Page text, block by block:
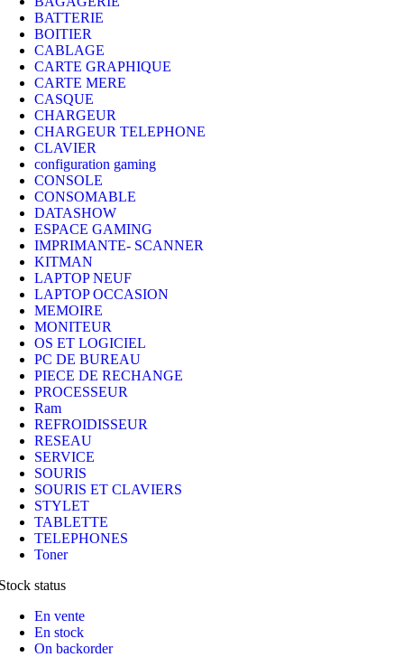
BATTERIE
BOITIER
CABLAGE
CARTE GRAPHIQUE
CARTE MERE
CASQUE
CHARGEUR
CHARGEUR TELEPHONE
CLAVIER
configuration gaming
CONSOLE
CONSOMABLE
DATASHOW
ESPACE GAMING
IMPRIMANTE- SCANNER
KITMAN
LAPTOP NEUF
LAPTOP OCCASION
MEMOIRE
MONITEUR
OS ET LOGICIEL
PC DE BUREAU
PIECE DE RECHANGE
PROCESSEUR
Ram
REFROIDISSEUR
RESEAU
SERVICE
SOURIS
SOURIS ET CLAVIERS
STYLET
TABLETTE
TELEPHONES
Toner
status
En vente
En stock
On backorder